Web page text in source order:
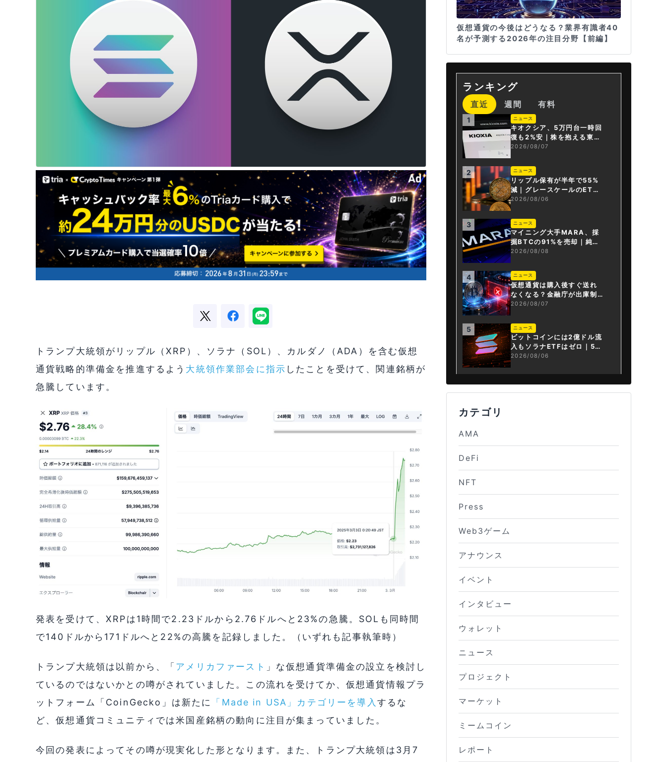
トランプ大統領がリップル（XRP）、ソラナ（SOL）、カルダノ（ADA）を含む仮想
通貨戦略的準備金を推進するよう 大統領作業部会に指示 したことを受けて、関連銘柄が
急騰しています。
発表を受けて、XRPは1時間で2.23ドルから2.76ドルへと23%の急騰。SOLも同時間
で140ドルから171ドルへと22%の高騰を記録しました。（いずれも記事執筆時）
トランプ大統領は以前から、「 アメリカファースト 」な仮想通貨準備金の設立を検討し
ているのではないかとの噂がされていました。この流れを受けてか、仮想通貨情報プラ
ットフォーム「CoinGecko」は新たに
「Made in USA」カテゴリーを導入 するな
ど、仮想通貨コミュニティでは米国産銘柄の動向に注目が集まっていました。
今回の発表によってその噂が現実化した形となります。また、トランプ大統領は3月7
仮想通貨の今後はどうなる？業界有識者40
名が予測する2026年の注目分野【前編】
ランキング
直近 週間 有料
1 ニュース
キオクシア、5万円台一時回
復も2%安｜株を抱える東芝
は純利益30倍
2026/08/07
2 ニュース
リップル保有が半年で55%
減｜グレースケールのET
F、純資産1.6億ドル減
2026/08/06
3 ニュース
マイニング大手MARA、採
掘BTCの91%を売却｜純損
失6億ドル
2026/08/08
4 ニュース
仮想通貨は購入後すぐ送れ
なくなる？金融庁が出庫制
限を要請
2026/08/07
5 ニュース
ビットコインには2億ドル流
入もソラナETFはゼロ｜5営
業日連続で停止
2026/08/06
カテゴリ
AMA
DeFi
NFT
Press
Web3ゲーム
アナウンス
イベント
インタビュー
ウォレット
ニュース
プロジェクト
マーケット
ミームコイン
レポート